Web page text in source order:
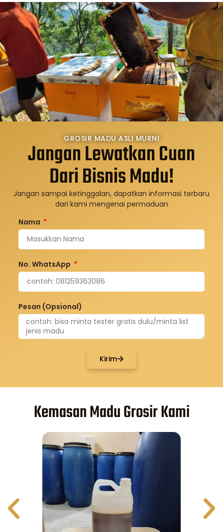
GROSIR MADU ASLI MURNI
Jangan Lewatkan Cuan
Dari Bisnis Madu!
Jangan sampai ketinggalan, dapatkan informasi terbaru
dari kami mengenai permaduan
Nama
No. WhatsApp
Pesan (Opsional)
Kirim
Kemasan Madu Grosir Kami